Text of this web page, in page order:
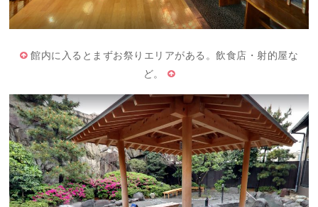
館内に入るとまずお祭りエリアがある。飲食店・射的屋な
ど。